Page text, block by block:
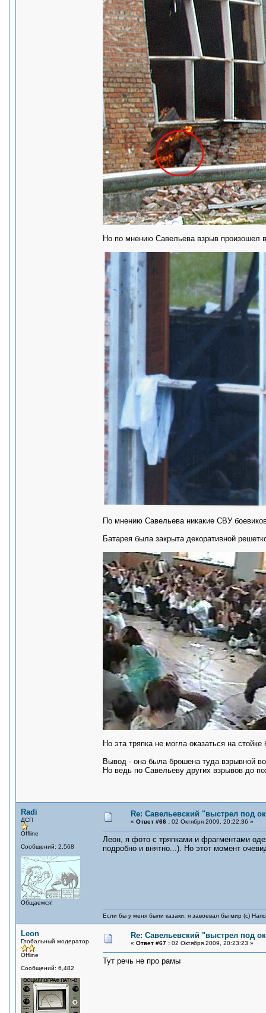
Но по мнению Савельева взрыв произошел
По мнению Савельева никакие СВУ
Батарея была закрыта декоративной
Но эта тряпка не могла оказаться на
Вывод - она была брошена туда взрывной
Но ведь по Савельеву других взрывов до
Radi
ДСП
Offline
Сообщений: 2,568
Общаемся!
Re: Савельевский "выстрел под
« Ответ #66 : 02 Октября 2009, 20:22:36 »
Леон, я фото с тряпками и фрагментами
подробно и внятно...). Но этот момент
Если бы у меня были казаки, я завоевал бы мир (с)
Leon
Глобальный модератор
Offline
Сообщений: 6,482
Re: Савельевский "выстрел под
« Ответ #67 : 02 Октября 2009, 20:23:23 »
Тут речь не про рамы